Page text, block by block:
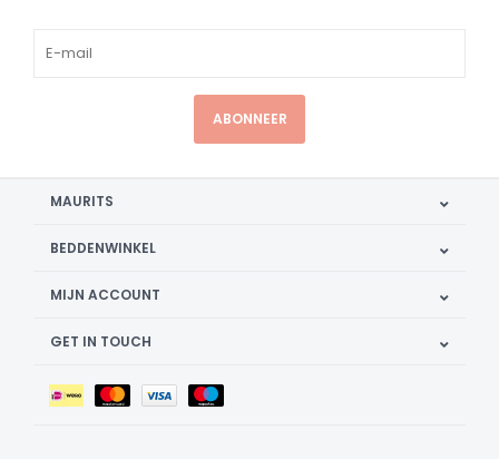
ABONNEER
MAURITS
BEDDENWINKEL
MIJN ACCOUNT
GET IN TOUCH